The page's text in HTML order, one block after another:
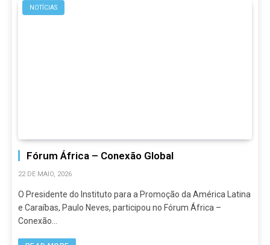
NOTÍCIAS
Fórum África – Conexão Global
22 DE MAIO, 2026
O Presidente do Instituto para a Promoção da América Latina
e Caraíbas, Paulo Neves, participou no Fórum África –
Conexão…